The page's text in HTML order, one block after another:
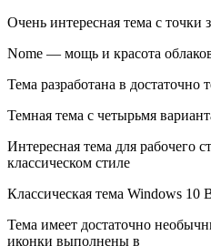
Очень интересная тема с
Nome — мощь и красота
Тема разработана в достаточно
Темная тема с четырьмя
Интересная тема для рабочего
классическом стиле
Классическая тема Windows 10
Тема имеет достаточно
иконки выполнены в